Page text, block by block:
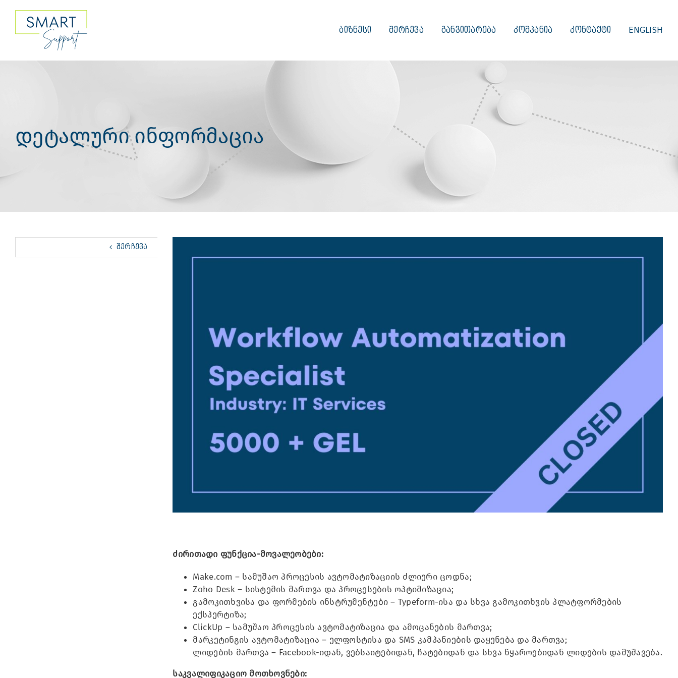
content
ᲑᲘᲖᲜᲔᲡᲘ ᲨᲔᲠᲩᲔᲕᲐ ᲒᲐᲜᲕᲘᲗᲐᲠᲔᲑᲐ ᲙᲝᲛᲞᲐᲜᲘᲐ ᲙᲝᲜᲢᲐᲥᲢᲘ ENGLISH
დეტალური ინფორმაცია
Larger
ძირითადი ფუნქცია-მოვალეობები:
Make.com – სამუშაო პროცესის ავტომატიზაციის ძლიერი ცოდნა;
Zoho Desk – სისტემის მართვა და პროცესების ოპტიმიზაცია;
გამოკითხვისა და ფორმების ინსტრუმენტები – Typeform-ისა და სხვა გამოკითხვის პლატფორმების
ექსპერტიზა;
ClickUp – სამუშაო პროცესის ავტომატიზაცია და ამოცანების მართვა;
მარკეტინგის ავტომატიზაცია – ელფოსტისა და SMS კამპანიების დაყენება და მართვა;
ლიდების მართვა – Facebook-იდან, ვებსაიტებიდან, ჩატებიდან და სხვა წყაროებიდან ლიდების დამუშავება.
საკვალიფიკაციო მოთხოვნები:
ᲨᲔᲠᲩᲔᲕᲐ